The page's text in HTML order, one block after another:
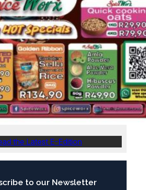
the Latest E-Edition
to our Newsletter